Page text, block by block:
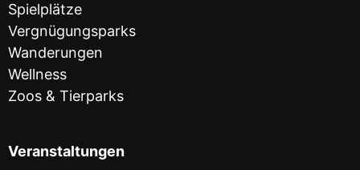
Spielplätze
Vergnügungsparks
Wanderungen
Wellness
Zoos & Tierparks
Veranstaltungen